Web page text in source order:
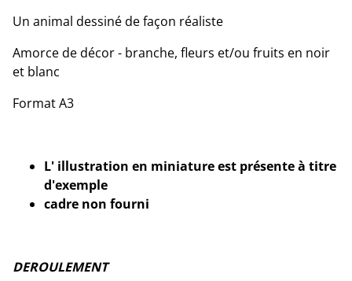
Un animal dessiné de façon réaliste
Amorce de décor - branche, fleurs et/ou fruits en noir
et blanc
Format A3
L' illustration en miniature est présente à titre
d'exemple
cadre non fourni
DEROULEMENT